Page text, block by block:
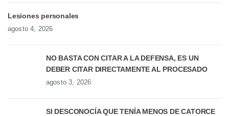
Lesiones personales
agosto 4, 2026
NO BASTA CON CITAR A LA DEFENSA, ES UN
DEBER CITAR DIRECTAMENTE AL PROCESADO
agosto 3, 2026
SI DESCONOCÍA QUE TENÍA MENOS DE CATORCE